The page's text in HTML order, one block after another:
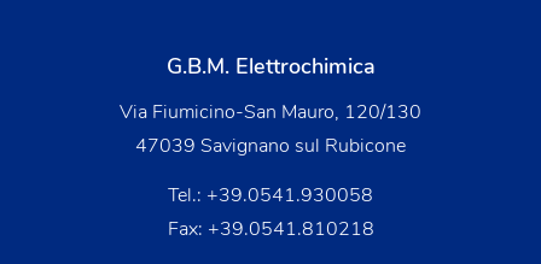
G.B.M. Elettrochimica
Via Fiumicino-San Mauro, 120/130
47039 Savignano sul Rubicone
Tel.: +39.0541.930058
Fax: +39.0541.810218